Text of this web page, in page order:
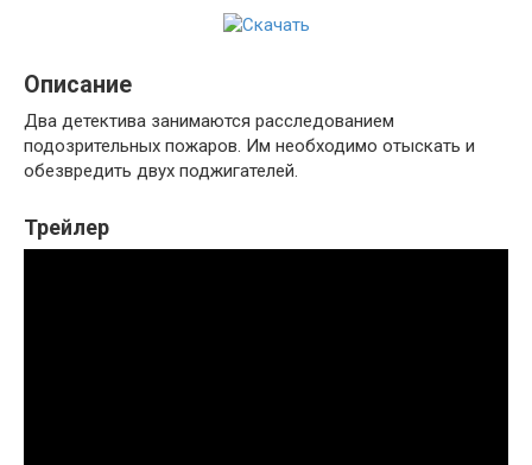
Описание
Два детектива занимаются расследованием
подозрительных пожаров. Им необходимо отыскать и
обезвредить двух поджигателей.
Трейлер